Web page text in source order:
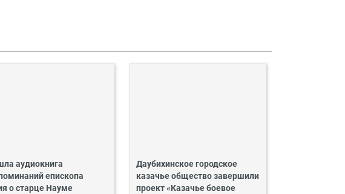
аудиокнига
епископа
о старце Науме
Даубихинское городское
казачье общество завершили
проект «Казачье боевое